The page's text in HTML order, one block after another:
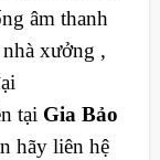
âm thanh
xưởng ,
tại Gia Bảo
hãy liên hệ